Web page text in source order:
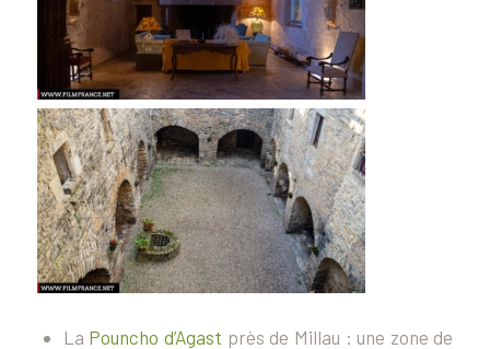
La Pouncho d’Agast près de Millau : une zone de